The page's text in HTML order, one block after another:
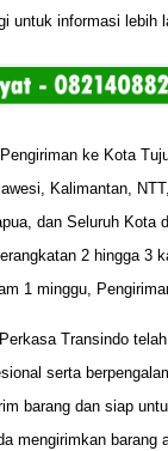
untuk informasi lebih
ke Kota
Kalimantan,
dan Seluruh Kota
2 hingga 3
1 minggu,
Transindo
serta
barang dan siap
mengirimkan barang